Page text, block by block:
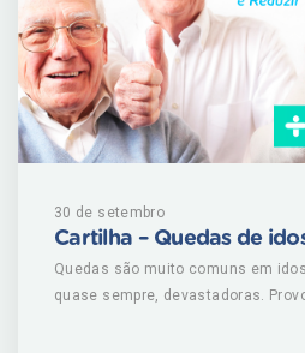
30 de setembro
Cartilha – Quedas de
Quedas são muito comuns em
quase sempre, devastadoras.